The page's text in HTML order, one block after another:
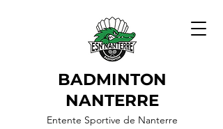
BADMINTON
NANTERRE
Entente Sportive de Nanterre